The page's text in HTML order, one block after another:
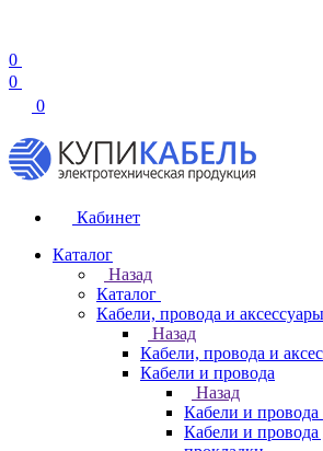
0
0
0
Кабинет
Каталог
Назад
Каталог
Кабели, провода и аксессуары
Назад
Кабели, провода и
Кабели и провода
Назад
Кабели и провода
Кабели и провода